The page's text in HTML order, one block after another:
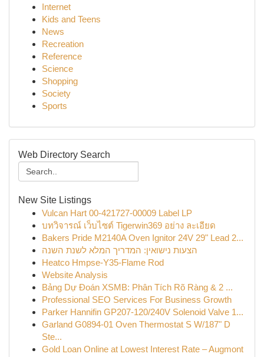
Internet
Kids and Teens
News
Recreation
Reference
Science
Shopping
Society
Sports
Web Directory Search
New Site Listings
Vulcan Hart 00-421727-00009 Label LP
บทวิจารณ์ เว็บไซต์ Tigerwin369 อย่าง ละเอียด
Bakers Pride M2140A Oven Ignitor 24V 29" Lead 2...
הצעות נישואין: המדריך המלא לשנת השנה
Heatco Hmpse-Y35-Flame Rod
Website Analysis
Bảng Dự Đoán XSMB: Phân Tích Rõ Ràng & 2 ...
Professional SEO Services For Business Growth
Parker Hannifin GP207-120/240V Solenoid Valve 1...
Garland G0894-01 Oven Thermostat S W/187" D
Ste...
Gold Loan Online at Lowest Interest Rate – Augmont